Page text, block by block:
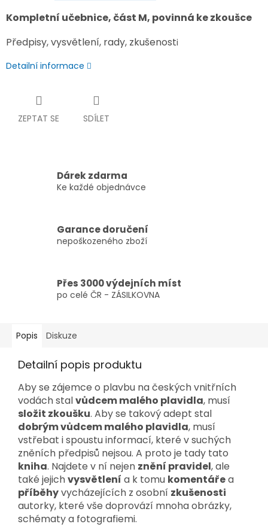
Kompletní učebnice, část M, povinná ke zkoušce
Předpisy, vysvětlení, rady, zkušenosti
Detailní informace
ZEPTAT SE SDÍLET
Dárek zdarma
Ke každé objednávce
Garance doručení
nepoškozeného zboží
Přes 3000 výdejních míst
po celé ČR - ZÁSILKOVNA
Popis Diskuze
Detailní popis produktu
Aby se zájemce o plavbu na českých vnitřních
vodách stalvůdcem malého plavidla, musí
složit zkoušku. Aby se takový adept stal
dobrýmvůdcem malého plavidla, musí
vstřebat i spoustu informací, které v suchých
zněních předpisů nejsou. A proto je tady tato
kniha. Najdete v ní nejen znění pravidel, ale
také jejichvysvětlení a k tomu komentářea
příběhyvycházejících z osobní zkušenosti
autorky, které vše doprovází mnoha obrázky,
schématy a fotografiemi.